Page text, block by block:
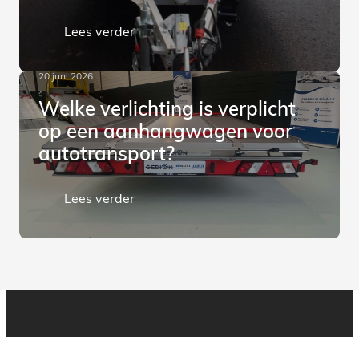
Lees verder
20 juni 2026
Welke verlichting is verplicht
op een aanhangwagen voor
autotransport?
Lees verder